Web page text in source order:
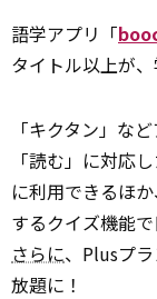
語学アプリ「
タイトル以上が、
「キクタン」な
「読む」に対応
に利用できるほ
するクイズ機能
さらに、Plusプ
放題に！